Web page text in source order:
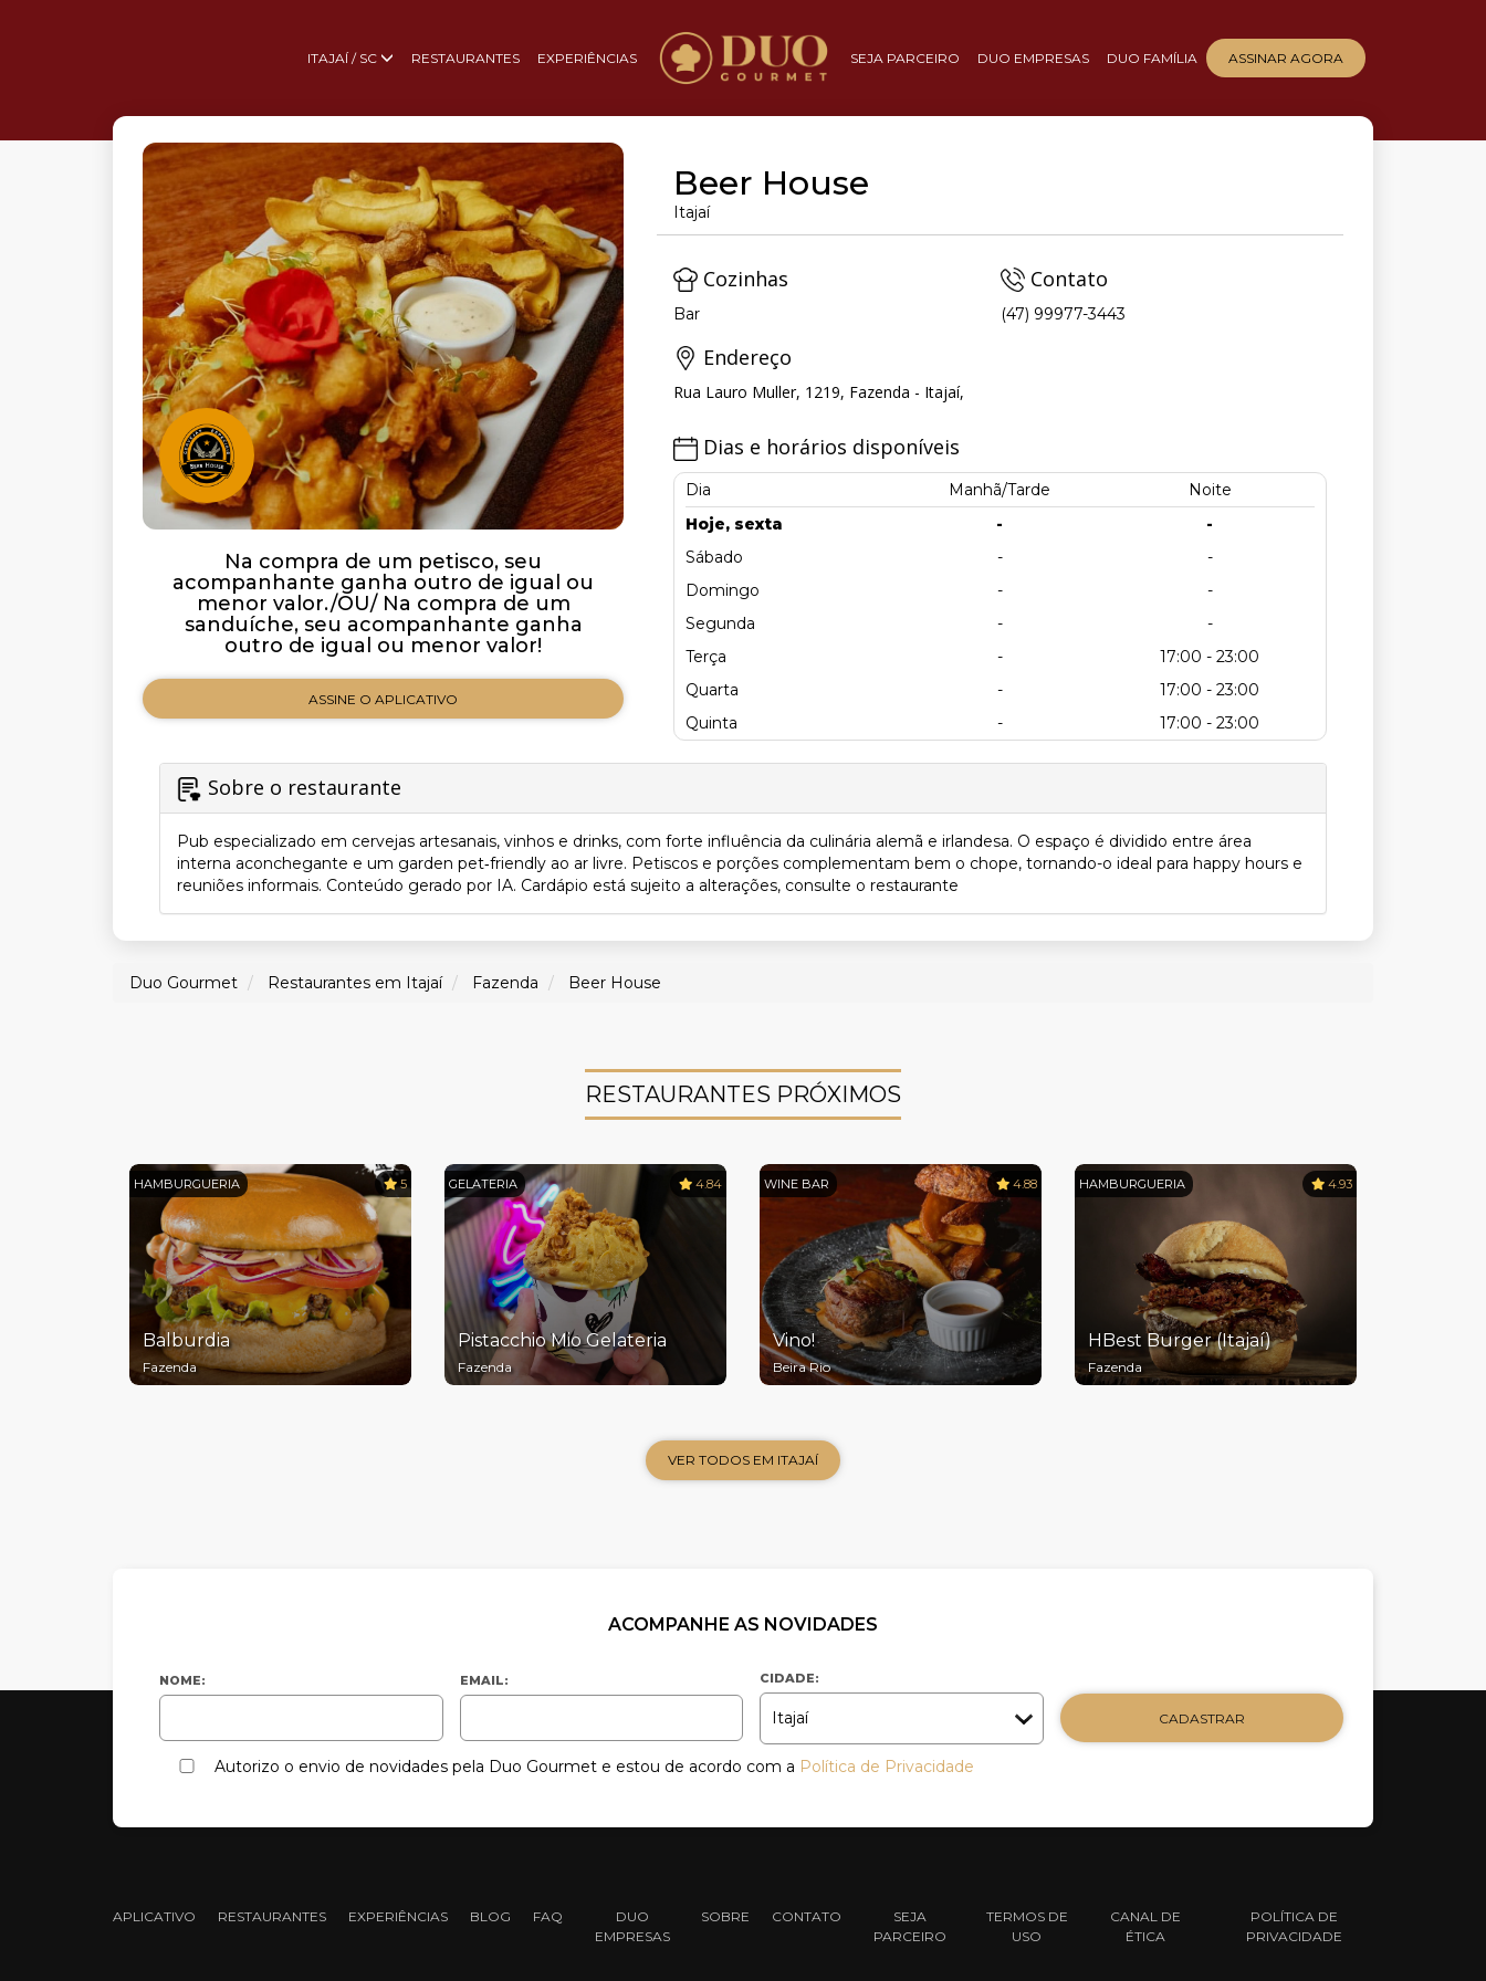
ITAJAÍ / SC RESTAURANTES EXPERIÊNCIAS SEJA PARCEIRO DUO EMPRESAS DUO FAMÍLIA ASSINAR AGORA
Na compra de um petisco, seu
acompanhante ganha outro de igual ou
menor valor./OU/ Na compra de um
sanduíche, seu acompanhante ganha
outro de igual ou menor valor!
ASSINE O APLICATIVO
Beer House
Itajaí
Cozinhas
Bar
Contato
(47) 99977-3443
Endereço
Rua Lauro Muller, 1219, Fazenda - Itajaí,
Dias e horários disponíveis
Dia Manhã/Tarde
Noite
Hoje, sexta
-
-
Sábado
-
-
Domingo
-
-
Segunda
-
-
Terça
-
17:00 - 23:00
Quarta
-
17:00 - 23:00
Quinta
- 17:00 - 23:00
Sobre o restaurante
Pub especializado em cervejas artesanais, vinhos e drinks, com forte influência da culinária alemã e irlandesa. O espaço é dividido entre área
interna aconchegante e um garden pet‑friendly ao ar livre. Petiscos e porções complementam bem o chope, tornando-o ideal para happy hours e
reuniões informais. Conteúdo gerado por IA. Cardápio está sujeito a alterações, consulte o restaurante
Duo Gourmet Restaurantes em Itajaí Fazenda Beer House
RESTAURANTES PRÓXIMOS
HAMBURGUERIA 5
Balburdia
Fazenda
GELATERIA 4.84
Pistacchio Mio Gelateria
Fazenda
WINE BAR 4.88
Vino!
Beira Rio
HAMBURGUERIA 4.93
HBest Burger (Itajaí)
Fazenda
VER TODOS EM ITAJAÍ
ACOMPANHE AS NOVIDADES
NOME: EMAIL: CIDADE:
CADASTRAR
Autorizo o envio de novidades pela Duo Gourmet e estou de acordo com a Política de Privacidade
APLICATIVO RESTAURANTES EXPERIÊNCIAS BLOG FAQ DUO
EMPRESAS
SOBRE CONTATO SEJA
PARCEIRO
TERMOS DE
USO
CANAL DE
ÉTICA
POLÍTICA DE
PRIVACIDADE